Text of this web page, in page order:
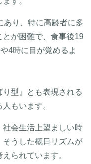
あり、特に高齢者に多
が困難で、食事後19
4時に目が覚めるよ
型』とも表現される
もいます。
社会生活上望ましい時
そうした概日リズムが
られています。